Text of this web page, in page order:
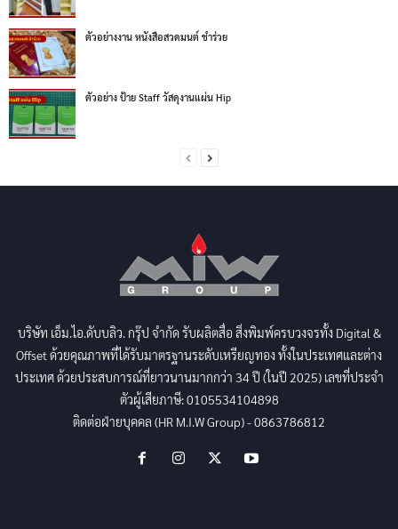
ตัวอย่างงาน หนังสือสวดมนต์ ชำร่วย
ตัวอย่าง ป้าย Staff วัสดุงานแผ่น Hip
บริษัท เอ็ม.ไอ.ดับบลิว. กรุ๊ป จำกัด รับผลิตสื่อ สิ่งพิมพ์ครบวงจรทั้ง Digital &
Offset ด้วยคุณภาพที่ได้รับมาตรฐานระดับเหรียญทอง ทั้งในประเทศและต่าง
ประเทศ ด้วยประสบการณ์ที่ยาวนานมากกว่า 34 ปี (ในปี 2025) เลขที่ประจำ
ตัวผู้เสียภาษี: 0105534104898
ติดต่อฝ่ายบุคคล (HR M.I.W Group) - 0863786812